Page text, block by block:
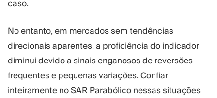
caso.
No entanto, em mercados sem tendências
direcionais aparentes, a proficiência do indicador
diminui devido a sinais enganosos de reversões
frequentes e pequenas variações. Confiar
inteiramente no SAR Parabólico nessas situações